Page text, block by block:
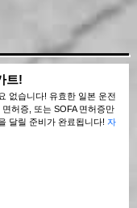
트!
없습니다! 유효한 일본 운전
허증, 또는 SOFA 면허증만
달릴 준비가 완료됩니다! 자